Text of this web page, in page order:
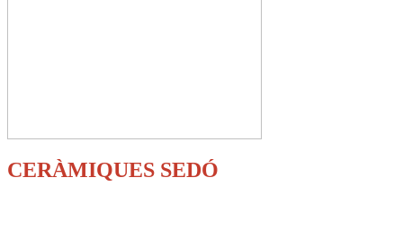
CERÀMIQUES SEDÓ